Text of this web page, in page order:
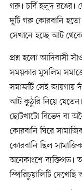
গরু। চর্বি হলুদ রঙের।
দুটি গরু কোরবানি
সেখানে হচ্ছে আট
প্রশ্ন হলো আদিবাসী
সময়কার মুসলিম
সমাজটি সেই জায়গায়
আট কুঠুরি নিয়ে
ছোটখাটো বিভেদ বা
কোরবানি ঘিরে
কোরবানি ছিল
অনেকাংশে ব্যক্তিগত।
স্পিরিচুয়ালিটি